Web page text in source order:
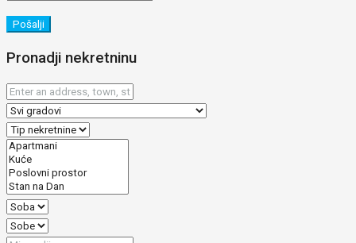
Pošalji
Pronadji nekretninu